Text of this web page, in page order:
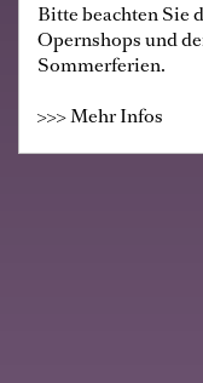
Bitte beachten Sie
Opernshops und
Sommerferien.
>>> Mehr Infos